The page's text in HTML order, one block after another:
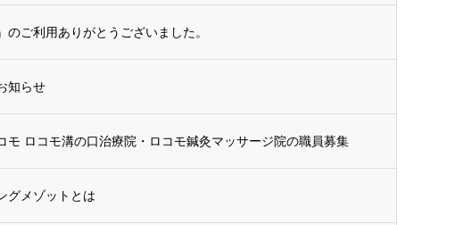
のご利用ありがとうございました。
知らせ
モ ロコモ溝の口治療院・ロコモ鍼灸マッサージ院の職員募集
グメゾットとは